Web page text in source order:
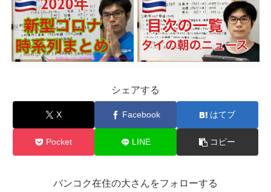
シェアする
X Facebook はてブ
Pocket LINE コピー
バンコク在住の大さんをフォローする